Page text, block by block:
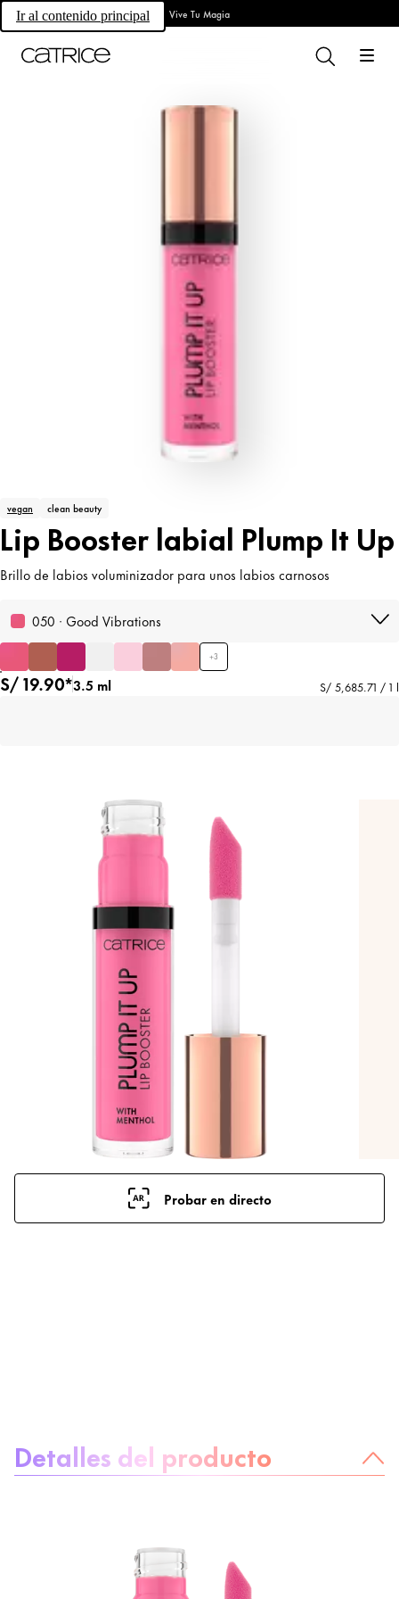
Ir al contenido principal Vive Tu Magia
vegan clean beauty
Lip Booster labial Plump It Up
Brillo de labios voluminizador para unos labios carnosos
050 · Good Vibrations
+3
S/ 19.90*3.5 ml S/ 5,685.71 / 1 l
Probar en directo
Detalles del producto